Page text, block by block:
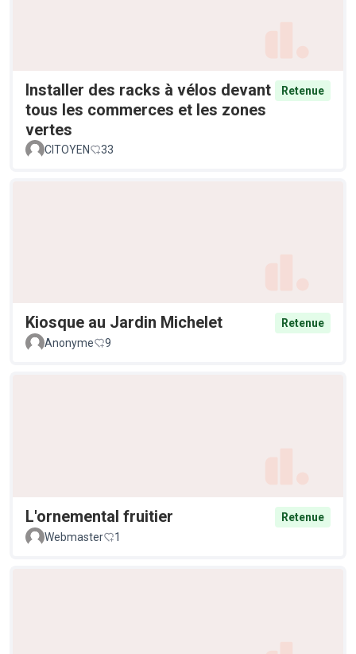
Installer des racks à vélos devant
tous les commerces et les zones
vertes
Retenue
CITOYEN 33
Kiosque au Jardin Michelet
Retenue
Anonyme
9
L'ornemental fruitier
Retenue
Webmaster
1